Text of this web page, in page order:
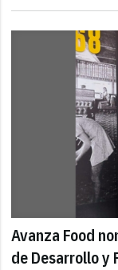
Avanza Food
de Desarrollo y